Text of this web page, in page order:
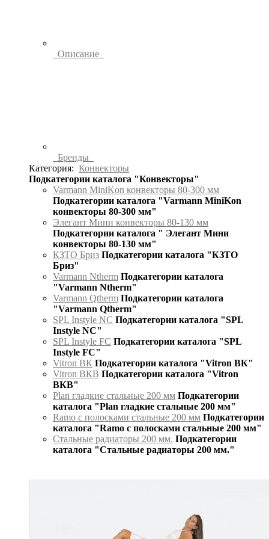
Описание
Бренды
Категория: Конвекторы
Подкатегории каталога "Конвекторы"
Varmann MiniKon конвекторы 80-300 мм
Подкатегории каталога "Varmann MiniKon
конвекторы 80-300 мм"
Элегант Мини конвекторы 80-130 мм
Подкатегории каталога " Элегант Мини
конвекторы 80-130 мм"
КЗТО Бриз Подкатегории каталога "КЗТО
Бриз"
Varmann Ntherm Подкатегории каталога
"Varmann Ntherm"
Varmann Qtherm Подкатегории каталога
"Varmann Qtherm"
SPL Instyle NC Подкатегории каталога "SPL
Instyle NC"
SPL Instyle FC Подкатегории каталога "SPL
Instyle FC"
Vitron ВК Подкатегории каталога "Vitron ВК"
Vitron ВКВ Подкатегории каталога "Vitron
ВКВ"
Plan гладкие стальные 200 мм Подкатегории
каталога "Plan гладкие стальные 200 мм"
Ramo с полосками стальные 200 мм Подкатегории
каталога "Ramo с полосками стальные 200 мм"
Стальные радиаторы 200 мм. Подкатегории
каталога "Стальные радиаторы 200 мм."